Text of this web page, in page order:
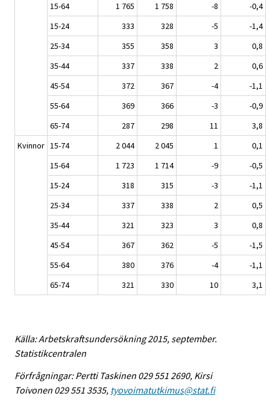
15-64
1 765 1 758 -8
-0,4
15-24
333 328 -5
-1,4
25-34
355 358 3
0,8
35-44
337 338 2
0,6
45-54
372 367 -4
-1,1
55-64
369 366 -3
-0,9
65-74
287 298 11
3,8
Kvinnor 15-74 2 044 2 045 1
0,1
15-64
1 723 1 714 -9
-0,5
15-24
318 315 -3
-1,1
25-34
337 338 2
0,5
35-44
321 323 3
0,8
45-54
367 362 -5
-1,5
55-64
380 376 -4
-1,1
65-74
321 330 10 3,1
Källa: Arbetskraftsundersökning 2015, september.
Statistikcentralen
Förfrågningar: Pertti Taskinen 029 551 2690, Kirsi
Toivonen 029 551 3535, tyovoimatutkimus@stat.fi